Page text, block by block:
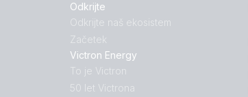
Odkrijte
Odkrijte naš ekosistem
Začetek
Victron Energy
To je Victron
50 let Victrona